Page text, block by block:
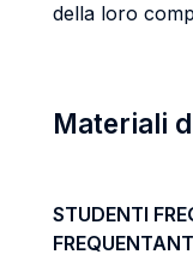
della loro
Materiali
STUDENTI